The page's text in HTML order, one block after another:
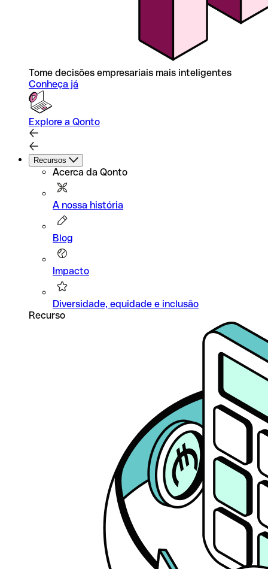
Tome decisões empresariais mais inteligentes
Conheça já
Explore a Qonto
Recursos
Acerca da Qonto
A nossa história
Blog
Impacto
Diversidade, equidade e inclusão
Recurso